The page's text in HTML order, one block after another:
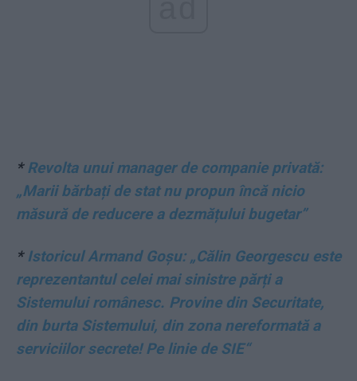
*Revolta unui manager de companie privată:
„Marii bărbați de stat nu propun încă nicio
măsură de reducere a dezmățului bugetar”
* Istoricul Armand Goșu: „Călin Georgescu este
reprezentantul celei mai sinistre părți a
Sistemului românesc. Provine din Securitate,
din burta Sistemului, din zona nereformată a
serviciilor secrete! Pe linie de SIE“